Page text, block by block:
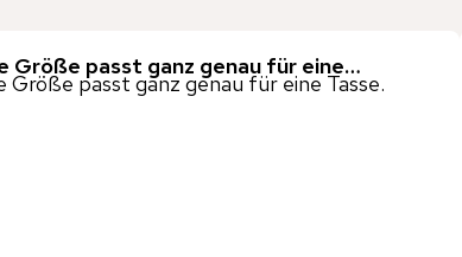
Größe passt ganz genau für eine…
Größe passt ganz genau für eine Tasse.